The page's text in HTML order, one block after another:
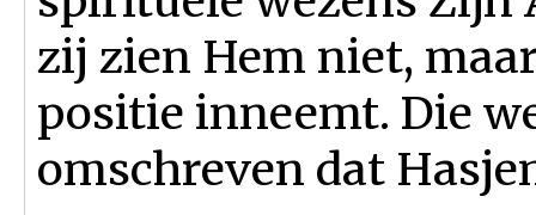
zij zien Hem niet,
positie inneemt. Die
omschreven dat